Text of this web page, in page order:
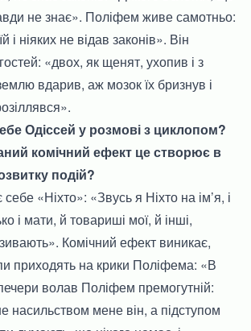
не знає». Поліфем живе самотньо:
і ніяких не відав законів». Він
«двох, як щенят, ухопив і з
вдарив, аж мозок їх бризнув і
Одіссей у розмові з циклопом?
комічний ефект це створює в
подій?
«Ніхто»: «Звусь я Ніхто на ім’я, і
і мати, й товариші мої, й інші,
Комічний ефект виникає,
приходять на крики Поліфема: «В
печери волав Поліфем премогутній:
насильством мене він, а підступом